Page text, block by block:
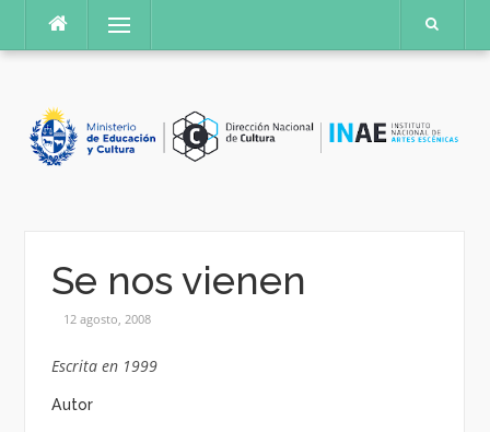
contenido
Menú
Se nos vienen
12 agosto, 2008
Escrita en 1999
Autor